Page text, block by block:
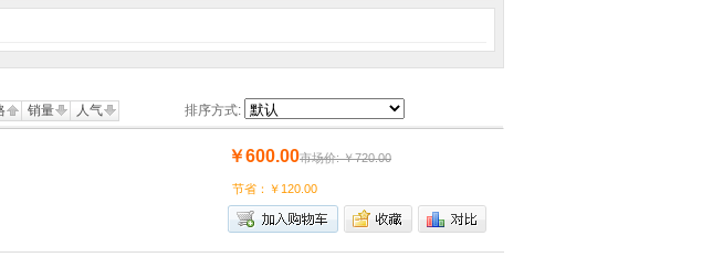
销量 人气 排序方式:
￥600.00市场价: ￥720.00
节省：￥120.00